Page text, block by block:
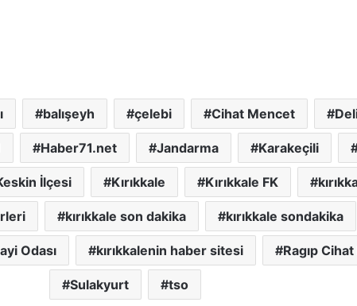
balışeyh çelebi Cihat Mencet
Haber71.net Jandarma Karakeçili
İlçesi Kırıkkale Kırıkkale FK
kırıkkale son dakika kırıkkale sondakika
Odası kırıkkalenin haber sitesi Ragıp
Sulakyurt tso